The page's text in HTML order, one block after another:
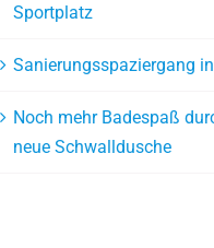
Sportplatz
Sanierungsspaziergang
Noch mehr Badespaß
neue Schwalldusche